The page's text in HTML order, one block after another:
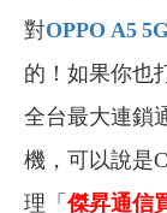
對OPPO A5
的！如果你也
全台最大連鎖
機，可以說是
理「傑昇通信